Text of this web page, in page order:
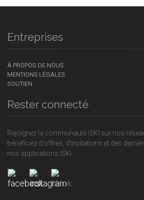
Entreprises
À PROPOS DE NOUS
MENTIONS LÉGALES
SOUTIEN
Rester connecté
Rejoignez la communauté iSKI sur nos
bénéficiez d'offres, d'invitations et des
nos applications iSKI.